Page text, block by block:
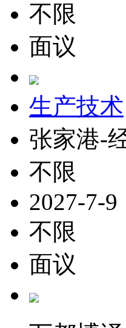
不限
面议
生产技术
张家港-
不限
2027-7-9
不限
面议